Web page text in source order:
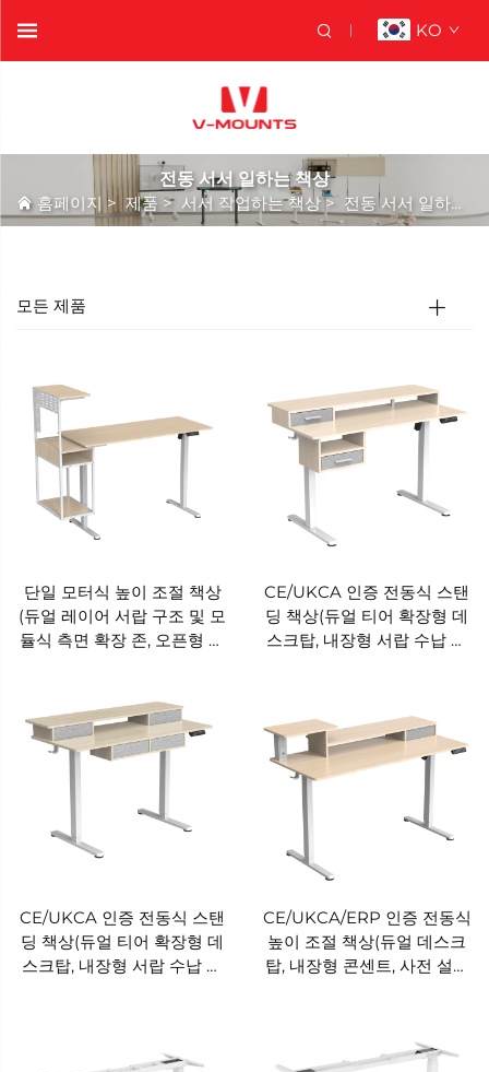
KO
전동 서서 일하는 책상
홈페이지 > 제품 > 서서 작업하는 책상> 전동 서서 일하는 책상
모든 제품
단일 모터식 높이 조절 책상
(듀얼 레이어 서랍 구조 및 모
듈식 측면 확장 존, 오픈형 모
CE/UKCA 인증 전동식 스탠
딩 책상(듀얼 티어 확장형 데
스크탑, 내장형 서랍 수납 공
02-2P-X2
CE/UKCA 인증 전동식 스탠
딩 책상(듀얼 티어 확장형 데
스크탑, 내장형 서랍 수납 공
CE/UKCA/ERP 인증 전동식
높이 조절 책상(듀얼 데스크
탑, 내장형 콘센트, 사전 설정